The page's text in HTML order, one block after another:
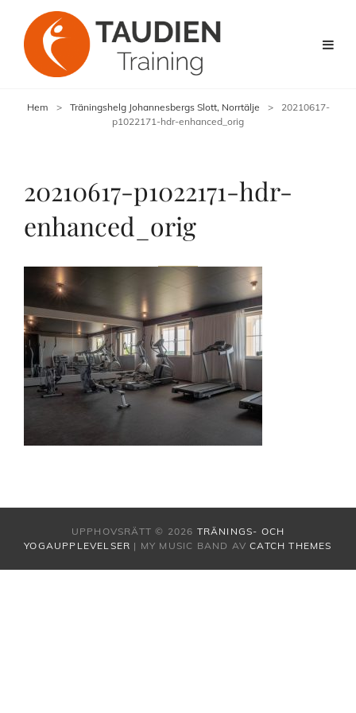
Hem > Träningshelg Johannesbergs Slott, Norrtälje >
20210617-
p1022171-hdr-enhanced_orig
20210617-p1022171-hdr-
enhanced_orig
UPPHOVSRÄTT © 2026 TRÄNINGS- OCH
YOGAUPPLEVELSER | MY MUSIC BAND AVCATCH THEMES